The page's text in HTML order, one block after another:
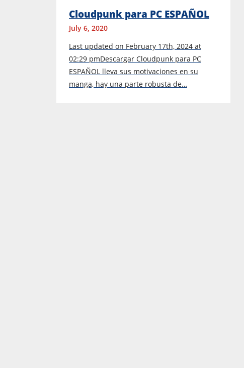
Cloudpunk para PC ESPAÑOL
July 6, 2020
Last updated on February 17th, 2024 at
02:29 pmDescargar Cloudpunk para PC
ESPAÑOL lleva sus motivaciones en su
manga, hay una parte robusta de…